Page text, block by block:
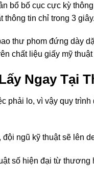
bổ bố cục cực kỳ
thông tin chỉ trong 3 giây.
thư phom đứng dày
chất liệu giấy mỹ thuật
Ngay Tại
phải lo, vì vậy quy trình
ngũ kỹ thuật sẽ lên
số hiện đại từ thương